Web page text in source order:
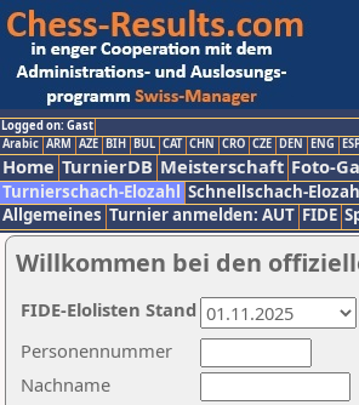
Logged on: Gast
Arabic ARM AZE BIH BUL CAT CHN CRO CZE DEN ENG
Home TurnierDB Meisterschaft Foto-
Turnierschach-Elozahl Schnellschach-
Allgemeines Turnier anmelden: AUT FIDE
Willkommen bei den
Nachname
Personennummer
FIDE-Elolisten Stand